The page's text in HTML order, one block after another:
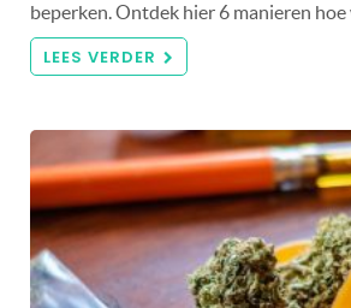
beperken. Ontdek hier 6 manieren
LEES VERDER